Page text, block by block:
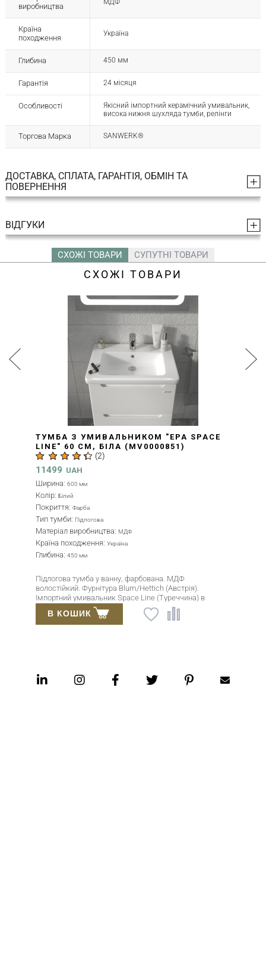
виробництва
Країна
походження
Україна
Глибина 450 мм
Гарантія 24 місяця
Особливості
Якісний імпортний керамічний умивальник,
висока нижня шухляда тумби, релінги
Торгова Марка SANWERK®
ДОСТАВКА, СПЛАТА, ГАРАНТІЯ, ОБМІН ТА
ПОВЕРНЕННЯ
ВІДГУКИ
СХОЖІ ТОВАРИ СУПУТНІ ТОВАРИ
СХОЖІ ТОВАРИ
ТУМБА З УМИВАЛЬНИКОМ "ЕРА SPACE
LINE" 60 СМ, БІЛА (MV0000851)
(2)
11499 UAH
Ширина: 600 мм
Колір: Білий
Покриття: Фарба
Тип тумби: Підлогова
Матеріал виробництва: МДФ
Країна походження: Україна
Глибина: 450 мм
Підлогова тумба у ванну, фарбована. МДФ
волостійкий. Фурнітура Blum/Hettich (Австрія).
Імпортний умивальник Space Line (Туреччина) в
комплекті. Гарантія 24 місяці.
В КОШИК